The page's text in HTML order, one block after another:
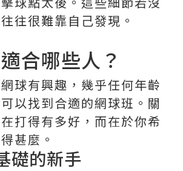
往很難靠自己發現。
合哪些人？
球有興趣，幾乎任何年齡
以找到合適的網球班。關
打得有多好，而在於你希
甚麼。
礎的新手